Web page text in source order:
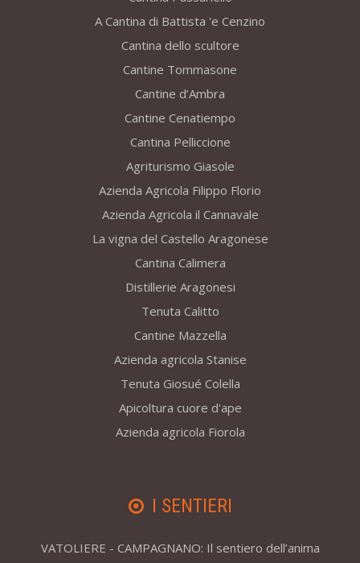
A Cantina di Battista 'e Cenzino
Cantina dello scultore
Cantine Tommasone
Cantine d’Ambra
Cantine Cenatiempo
Cantina Pelliccione
Agriturismo Giasole
Azienda Agricola Filippo Florio
Azienda Agricola il Cannavale
La vigna del Castello Aragonese
Cantina Calimera
Distillerie Aragonesi
Tenuta Calitto
Cantine Mazzella
Azienda agricola Stanise
Tenuta Giosué Colella
Apicoltura cuore d'ape
Azienda agricola Fiorola
I SENTIERI
VATOLIERE - CAMPAGNANO: Il sentiero dell’anima